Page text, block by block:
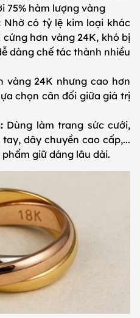
75% hàm lượng vàng
Nhờ có tỷ lệ kim loại khác
cứng hơn vàng 24K, khó bị
dàng chế tác thành nhiều
vàng 24K nhưng cao hơn
chọn cân đối giữa giá trị
Dùng làm trang sức cưới,
dây chuyền cao cấp,...
giữ dáng lâu dài.